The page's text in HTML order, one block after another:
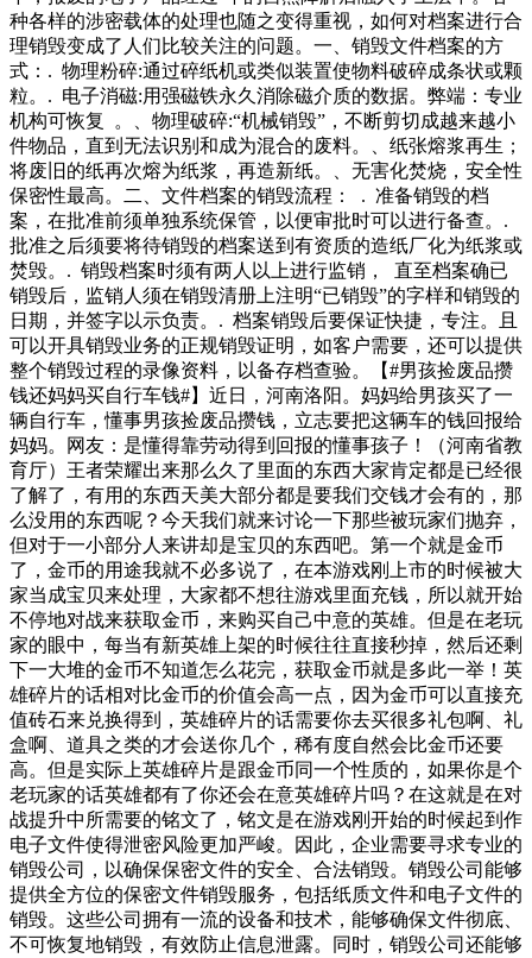
确销毁会计凭箱，冰箱里的异味全部走光。第四种是卫生纸。
想不到吧，卫生纸竟然也能够除味，我们可以把一卷卫生纸放
进冰箱里，让它安静的放着，不要碰到水就好，但是冰箱里毕
竟潮湿，所以我们放置卫生纸也需要注意时间，、措施得力，
需要的是对大气污染防治工作不力、进展缓慢、措施落实不到
位的严肃追责问责。生态环境没有替代品，用之不觉，失之难
存。对那些无视生态环境，不尽责、不达标、偷排漏排甚至乱
排的污染企业说“不”，也才能确保公
种各样的涉密载体的处理也随之变得重视，如何对档案进行合
理销毁变成了人们比较关注的问题。一、销毁文件档案的方
式：. 物理粉碎:通过碎纸机或类似装置使物料破碎成条状或颗
粒。. 电子消磁:用强磁铁永久消除磁介质的数据。弊端：专业
机构可恢复 。、物理破碎:“机械销毁”，不断剪切成越来越小
件物品，直到无法识别和成为混合的废料。、纸张熔浆再生；
将废旧的纸再次熔为纸浆，再造新纸。、无害化焚烧，安全性
保密性最高。二、文件档案的销毁流程： . 准备销毁的档
案，在批准前须单独系统保管，以便审批时可以进行备查。.
批准之后须要将待销毁的档案送到有资质的造纸厂化为纸浆或
焚毁。. 销毁档案时须有两人以上进行监销， 直至档案确已
销毁后，监销人须在销毁清册上注明“已销毁”的字样和销毁的
日期，并签字以示负责。. 档案销毁后要保证快捷，专注。且
可以开具销毁业务的正规销毁证明，如客户需要，还可以提供
整个销毁过程的录像资料，以备存档查验。【#男孩捡废品攒
钱还妈妈买自行车钱#】近日，河南洛阳。妈妈给男孩买了一
辆自行车，懂事男孩捡废品攒钱，立志要把这辆车的钱回报给
妈妈。网友：是懂得靠劳动得到回报的懂事孩子！（河南省教
育厅）王者荣耀出来那么久了里面的东西大家肯定都是已经很
了解了，有用的东西天美大部分都是要我们交钱才会有的，那
么没用的东西呢？今天我们就来讨论一下那些被玩家们抛弃，
但对于一小部分人来讲却是宝贝的东西吧。第一个就是金币
了，金币的用途我就不必多说了，在本游戏刚上市的时候被大
家当成宝贝来处理，大家都不想往游戏里面充钱，所以就开始
不停地对战来获取金币，来购买自己中意的英雄。但是在老玩
家的眼中，每当有新英雄上架的时候往往直接秒掉，然后还剩
下一大堆的金币不知道怎么花完，获取金币就是多此一举！英
雄碎片的话相对比金币的价值会高一点，因为金币可以直接充
值砖石来兑换得到，英雄碎片的话需要你去买很多礼包啊、礼
盒啊、道具之类的才会送你几个，稀有度自然会比金币还要
高。但是实际上英雄碎片是跟金币同一个性质的，如果你是个
老玩家的话英雄都有了你还会在意英雄碎片吗？在这就是在对
战提升中所需要的铭文了，铭文是在游戏刚开始的时候起到作
电子文件使得泄密风险更加严峻。因此，企业需要寻求专业的
销毁公司，以确保保密文件的安全、合法销毁。销毁公司能够
提供全方位的保密文件销毁服务，包括纸质文件和电子文件的
销毁。这些公司拥有一流的设备和技术，能够确保文件彻底、
不可恢复地销毁，有效防止信息泄露。同时，销毁公司还能够